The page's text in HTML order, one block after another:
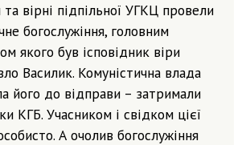
вірні підпільної УГКЦ провели
богослужіння, головним
якого був ісповідник віри
Василик. Комуністична влада
його до відправи – затримали
КГБ. Учасником і свідком цієї
А очолив богослужіння